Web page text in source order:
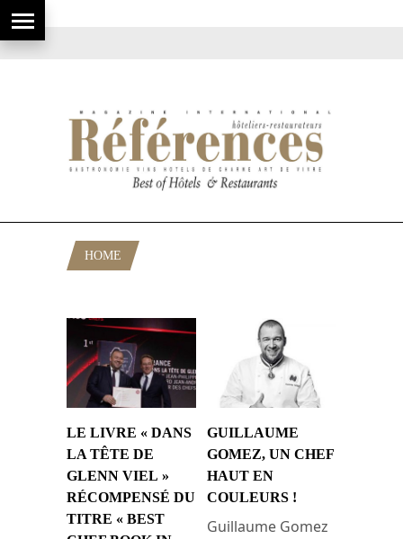
HOME
LE LIVRE « DANS
LA TÊTE DE
GLENN VIEL »
RÉCOMPENSÉ DU
TITRE « BEST
GUILLAUME
GOMEZ, UN CHEF
HAUT EN
COULEURS !
Guillaume Gomez